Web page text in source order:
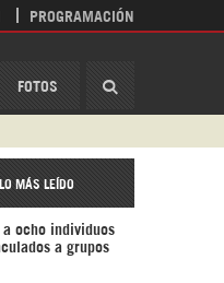
FOTOS
PROGRAMACIÓN
LO MÁS LEÍDO
a ocho individuos
a grupos